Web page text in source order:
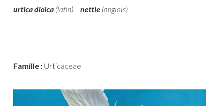
urtica dioica (latin) – nettle (anglais) –
Famille : Urticaceae